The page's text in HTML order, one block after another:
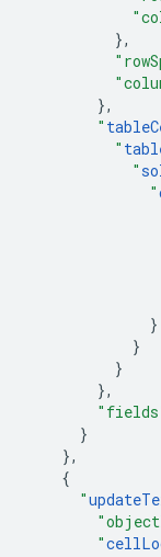
},
},
"
"
"
"
}
}
}
},
}
},
{
"
"